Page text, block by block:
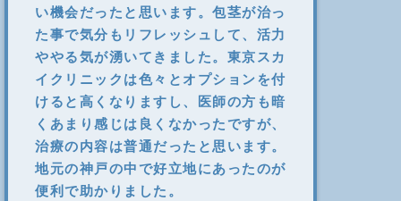
い機会だったと思います。包茎が治っ
た事で気分もリフレッシュして、活力
ややる気が湧いてきました。東京スカ
イクリニックは色々とオプションを付
けると高くなりますし、医師の方も暗
くあまり感じは良くなかったですが、
治療の内容は普通だったと思います。
地元の神戸の中で好立地にあったのが
便利で助かりました。